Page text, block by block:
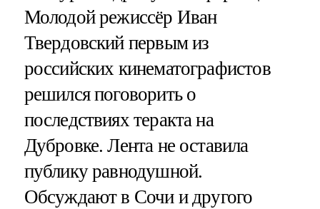
Молодой режиссёр Иван
Твердовский первым из
российских кинематографистов
решился поговорить о
последствиях теракта на
Дубровке. Лента не оставила
публику равнодушной.
Обсуждают в Сочи и другого